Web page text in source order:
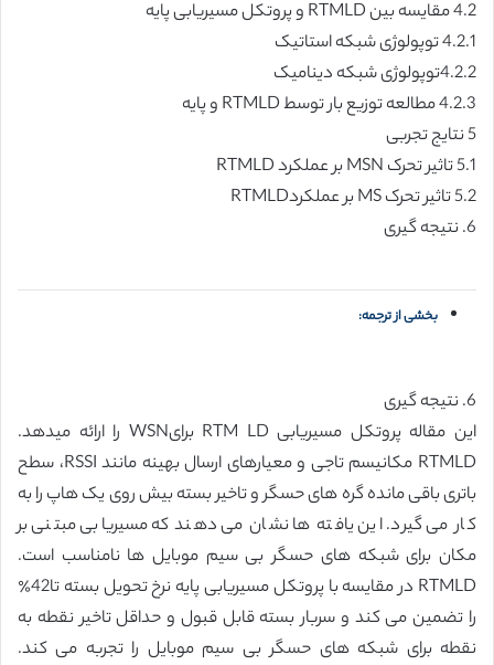
4.2 مقایسه بین RTMLD و پروتکل مسیریابی پایه
4.2.1 توپولوژی شبکه استاتیک
4.2.2توپولوژی شبکه دینامیک
4.2.3 مطالعه توزیع بار توسط RTMLD و پایه
5 نتایج تجربی
5.1 تاثیر تحرک MSN بر عملکرد RTMLD
5.2 تاثیر تحرک MS بر عملکردRTMLD
6. نتیجه گیری
بخشی از ترجمه:
6. نتیجه گیری
این مقاله پروتکل مسیریابی RTM LD برایWSN را ارائه میدهد.
RTMLD مکانیسم تاجی و معیارهای ارسال بهینه مانند RSSI، سطح
باتری باقی مانده گره های حسگر و تاخیر بسته بیش روی یک هاپ را به
کار می گیرد. این یافته ها نشان می دهند که مسیریابی مبتنی بر
مکان برای شبکه های حسگر بی سیم موبایل ها نامناسب است.
RTMLD در مقایسه با پروتکل مسیریابی پایه نرخ تحویل بسته تا42٪
را تضمین می کند و سربار بسته قابل قبول و حداقل تاخیر نقطه به
نقطه برای شبکه های حسگر بی سیم موبایل را تجربه می کند.